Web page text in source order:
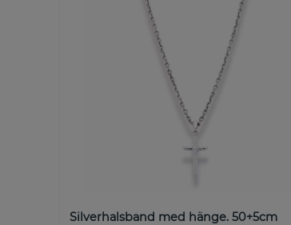
Silverhalsband med hänge. 50+5cm